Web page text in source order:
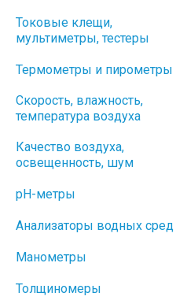
Токовые клещи,
мультиметры, тестеры
Термометры и пирометры
Скорость, влажность,
температура воздуха
Качество воздуха,
освещенность, шум
pH-метры
Анализаторы водных сред
Манометры
Толщиномеры